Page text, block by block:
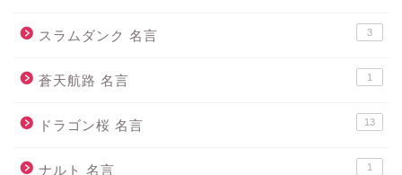
スラムダンク 名言 3
蒼天航路 名言 1
ドラゴン桜 名言 13
ナルト 名言 1